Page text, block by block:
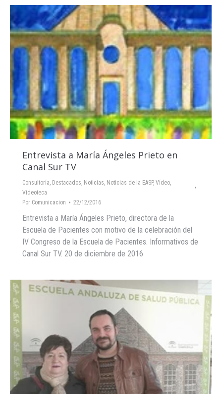
Entrevista a María Ángeles Prieto en
Canal Sur TV
Consultoría, Destacados, Noticias, Noticias de la EASP, Vídeo,
Videoteca
Por Comunicacion 22/12/2016
Entrevista a María Ángeles Prieto, directora de la
Escuela de Pacientes con motivo de la celebración del
IV Congreso de la Escuela de Pacientes. Informativos de
Canal Sur TV. 20 de diciembre de 2016